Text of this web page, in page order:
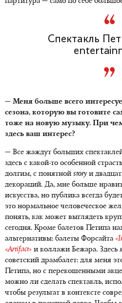
Cпектакль
— Меня больше всего
сезона, которую вы готовите
тоже на новую музыку. При
здесь ваш интерес?
— Все жаждут больших
здесь с какой-то особенной
долгим, с понятной story и
декораций. Да, мне больше
искусства, но публика всегда
это нормальное человеческое
понять, как может выглядеть
сегодня. Кроме балетов Петипа
альтернативы: балеты Форсайта «
«Artifact» и коллажи Бежара. Здесь
советский драмбалет: для меня
Петипа, но с перекошенными
можно ли сделать спектакль,
чтобы результат в контексте